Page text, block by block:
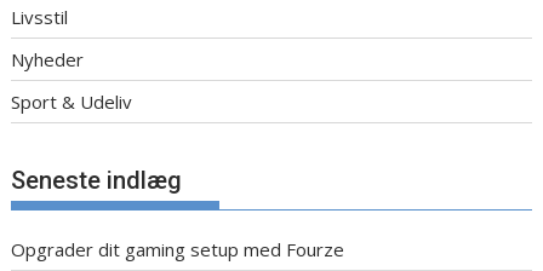
Livsstil
Nyheder
Sport & Udeliv
Seneste indlæg
Opgrader dit gaming setup med Fourze